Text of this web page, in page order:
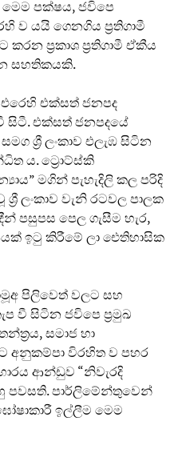
මෙම පක්ෂය, ජවිපෙ
ව යයි ගෙනගිය ප්‍රතිගාමී
ප්‍රකාශ ප්‍රතිගාමී ඒකීය
සහතිකයකි.
එක්සත් ජනපද
සිටී. එක්සත් ජනපදයේ
ශ්‍රී ලංකාව එලැඹ සිටින
ය. ට්‍රොට්ස්කි
මගින් පැහැදිලි කල පරිදි
ලංකාව වැනි රටවල පාලක
පසුපස පෙල ගැසීම හැර,
ඉටු කිරීමේ ලා ඓතිහාසික
පිලිවෙත් වලට සහ
වී සිටින ජවිපෙ ප්‍රමුඛ
සමාජ හා
අනුකම්පා විරහිත ව පහර
ආන්ඩුව “නිවැරදි
පවසති. පාර්ලිමේන්තුවෙන්
ඉල්ලීම මෙම